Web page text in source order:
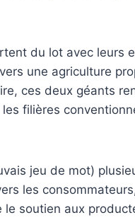
du lot avec leurs
une agriculture
ces deux géants
filières
jeu de mot)
les
soutien aux